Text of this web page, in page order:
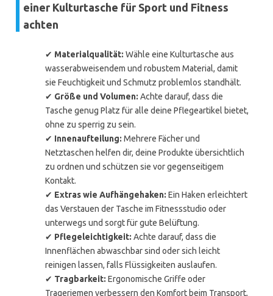
einer Kulturtasche für Sport und Fitness
achten
✔ Materialqualität: Wähle eine Kulturtasche aus
wasserabweisendem und robustem Material, damit
sie Feuchtigkeit und Schmutz problemlos standhält.
✔ Größe und Volumen: Achte darauf, dass die
Tasche genug Platz für alle deine Pflegeartikel bietet,
ohne zu sperrig zu sein.
✔ Innenaufteilung: Mehrere Fächer und
Netztaschen helfen dir, deine Produkte übersichtlich
zu ordnen und schützen sie vor gegenseitigem
Kontakt.
✔ Extras wie Aufhängehaken: Ein Haken erleichtert
das Verstauen der Tasche im Fitnessstudio oder
unterwegs und sorgt für gute Belüftung.
✔ Pflegeleichtigkeit: Achte darauf, dass die
Innenflächen abwaschbar sind oder sich leicht
reinigen lassen, falls Flüssigkeiten auslaufen.
✔ Tragbarkeit: Ergonomische Griffe oder
Trageriemen verbessern den Komfort beim Transport,